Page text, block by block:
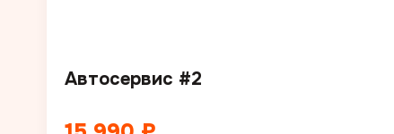
Автосервис #2